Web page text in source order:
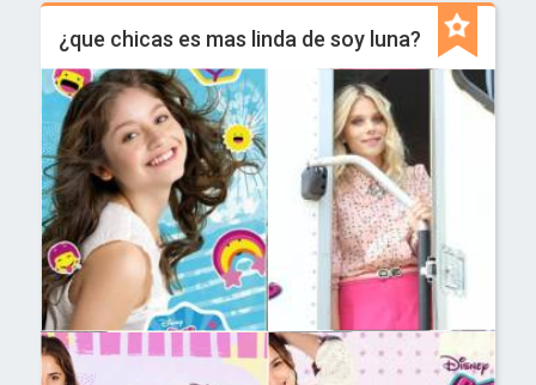
¿que chicas es mas linda de soy luna?